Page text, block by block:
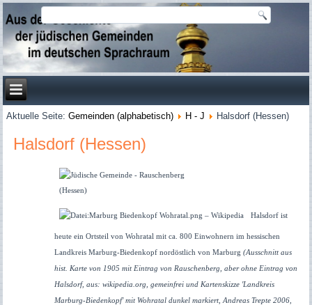
Aktuelle Seite:Gemeinden (alphabetisch) H - J Halsdorf (Hessen)
Halsdorf (Hessen)
Halsdorf ist
heute ein Ortsteil von Wohratal mit ca. 800 Einwohnern im hessischen
Landkreis Marburg-Biedenkopf nordöstlich von Marburg (Ausschnitt aus
hist. Karte von 1905 mit Eintrag von Rauschenberg, aber ohne Eintrag von
Halsdorf, aus: wikipedia.org, gemeinfrei und Kartenskizze 'Landkreis
Marburg-Biedenkopf' mit Wohratal dunkel markiert, Andreas Trepte 2006,